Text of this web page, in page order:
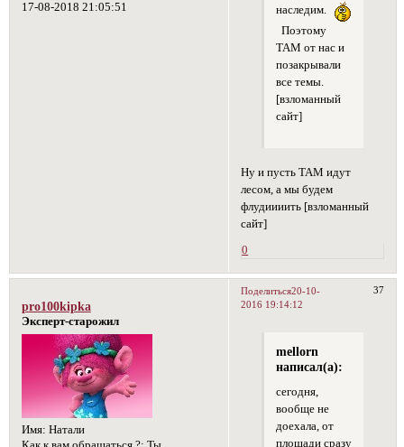
17-08-2018 21:05:51
наследим.
Поэтому
ТАМ от нас и
позакрывали
все темы.
[взломанный
сайт]
Ну и пусть ТАМ идут
лесом, а мы будем
флудиииить [взломанный
сайт]
0
Поделиться 37
20-10-
2016 19:14:12
pro100kipka
Эксперт-старожил
Имя: Натали
mellorn
написал(а):
сегодня,
вообще не
доехала, от
площади сразу